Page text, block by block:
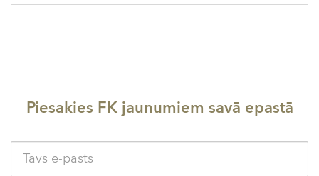
Piesakies FK jaunumiem savā epastā